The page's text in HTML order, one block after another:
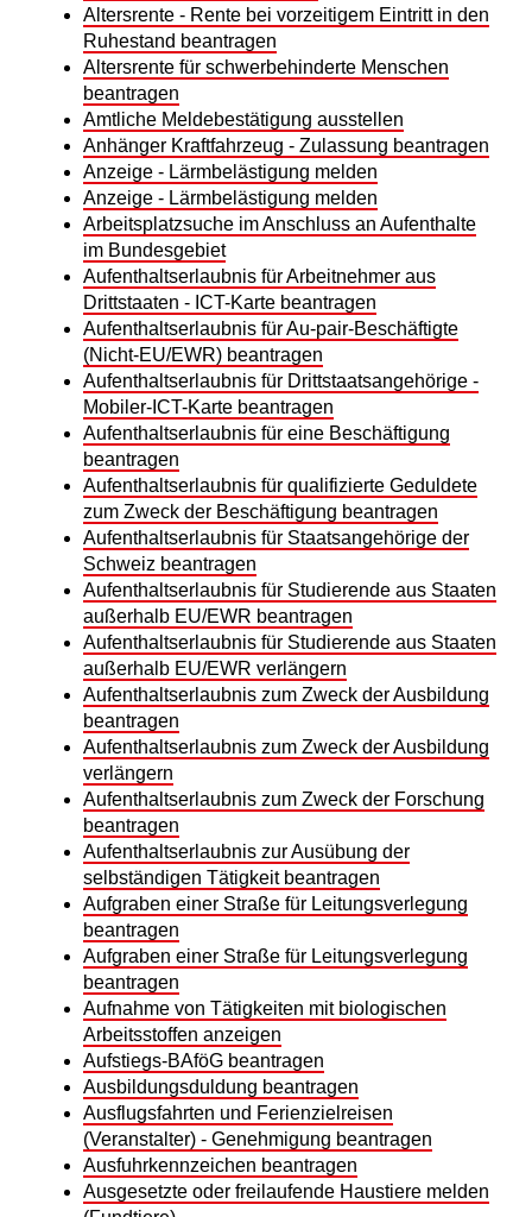
Altersrente - Rente bei vorzeitigem Eintritt in den
Ruhestand beantragen
Altersrente für schwerbehinderte Menschen
beantragen
Amtliche Meldebestätigung ausstellen
Anhänger Kraftfahrzeug - Zulassung beantragen
Anzeige - Lärmbelästigung melden
Anzeige - Lärmbelästigung melden
Arbeitsplatzsuche im Anschluss an Aufenthalte
im Bundesgebiet
Aufenthaltserlaubnis für Arbeitnehmer aus
Drittstaaten - ICT-Karte beantragen
Aufenthaltserlaubnis für Au-pair-Beschäftigte
(Nicht-EU/EWR) beantragen
Aufenthaltserlaubnis für Drittstaatsangehörige -
Mobiler-ICT-Karte beantragen
Aufenthaltserlaubnis für eine Beschäftigung
beantragen
Aufenthaltserlaubnis für qualifizierte Geduldete
zum Zweck der Beschäftigung beantragen
Aufenthaltserlaubnis für Staatsangehörige der
Schweiz beantragen
Aufenthaltserlaubnis für Studierende aus Staaten
außerhalb EU/EWR beantragen
Aufenthaltserlaubnis für Studierende aus Staaten
außerhalb EU/EWR verlängern
Aufenthaltserlaubnis zum Zweck der Ausbildung
beantragen
Aufenthaltserlaubnis zum Zweck der Ausbildung
verlängern
Aufenthaltserlaubnis zum Zweck der Forschung
beantragen
Aufenthaltserlaubnis zur Ausübung der
selbständigen Tätigkeit beantragen
Aufgraben einer Straße für Leitungsverlegung
beantragen
Aufgraben einer Straße für Leitungsverlegung
beantragen
Aufnahme von Tätigkeiten mit biologischen
Arbeitsstoffen anzeigen
Aufstiegs-BAföG beantragen
Ausbildungsduldung beantragen
Ausflugsfahrten und Ferienzielreisen
(Veranstalter) - Genehmigung beantragen
Ausfuhrkennzeichen beantragen
Ausgesetzte oder freilaufende Haustiere melden